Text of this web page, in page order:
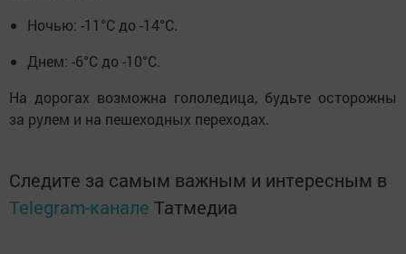
Ночью: -11°C до -14°C.
Днем: -6°C до -10°C.
На дорогах возможна гололедица, будьте осторожны
за рулем и на пешеходных переходах.
Следите за самым важным и интересным в
Telegram-канале Татмедиа